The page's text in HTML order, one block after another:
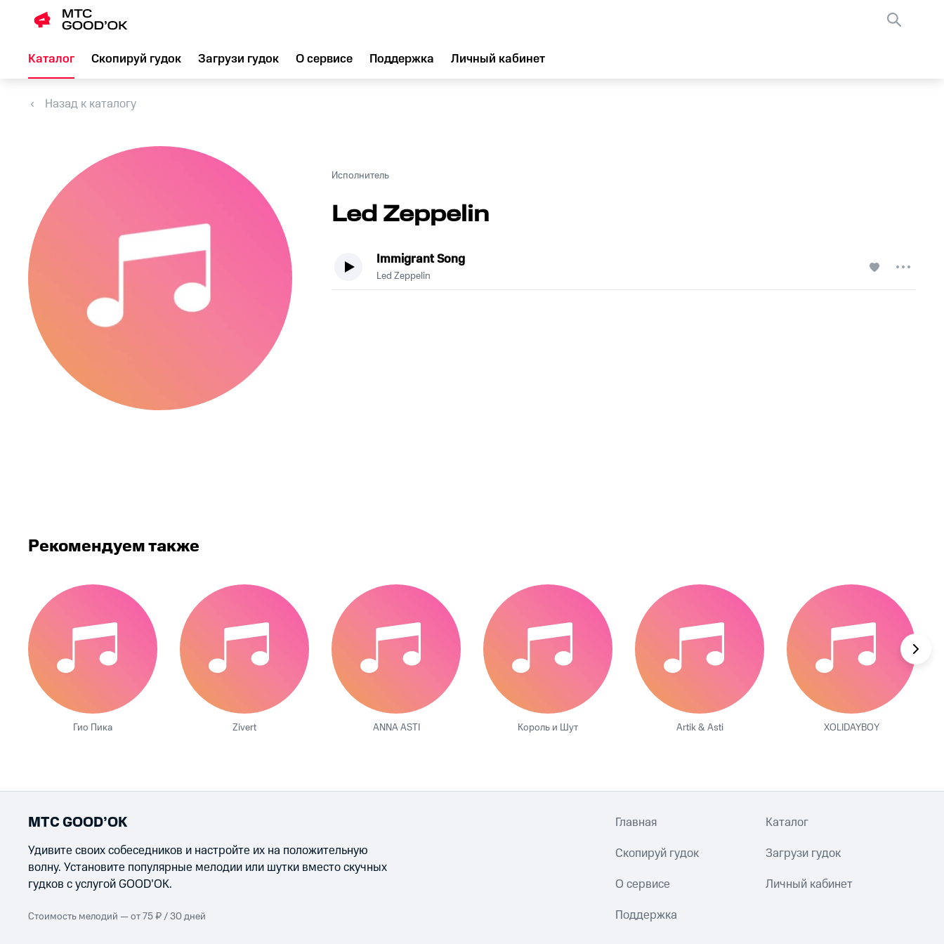
Каталог Скопируй гудок Загрузи гудок О сервисе Поддержка Личный кабинет
Назад к каталогу
Исполнитель
Led Zeppelin
Immigrant Song
Led Zeppelin
Рекомендуем также
Гио Пика Zivert ANNA ASTI Король и Шут Artik & Asti XOLIDAYBOY
МТС GOOD’OK
Удивите своих собеседников и настройте их на положительную
волну. Установите популярные мелодии или шутки вместо скучных
гудков с услугой GOOD’OK.
Стоимость мелодий — от 75 ₽ / 30 дней
Главная Каталог
Скопируй гудок Загрузи гудок
О сервисе Личный кабинет
Поддержка